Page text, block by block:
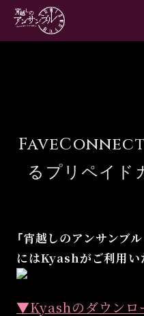
FaveConnect
るプリペイド
「宵越しのアンサン
にはKyashがご利用い
▼Kyashのダウンロ